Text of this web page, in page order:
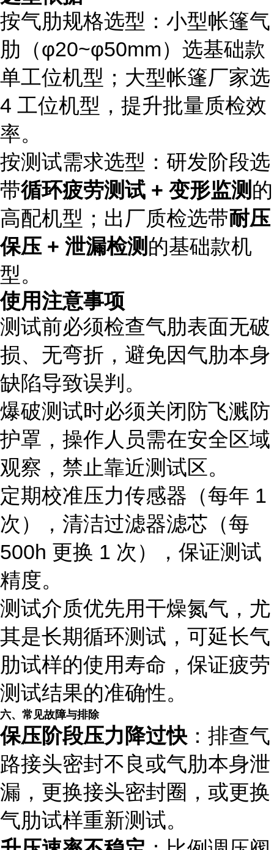
按气肋规格选型：小型帐篷气
肋（φ20~φ50mm）选基础款
单工位机型；大型帐篷厂家选
4 工位机型，提升批量质检效
率。
按测试需求选型：研发阶段选
带循环疲劳测试 + 变形监测 的
高配机型；出厂质检选带耐压
保压 + 泄漏检测 的基础款机
型。
使用注意事项
测试前必须检查气肋表面无破
损、无弯折，避免因气肋本身
缺陷导致误判。
爆破测试时必须关闭防飞溅防
护罩，操作人员需在安全区域
观察，禁止靠近测试区。
定期校准压力传感器（每年 1
次），清洁过滤器滤芯（每
500h 更换 1 次），保证测试
精度。
测试介质优先用干燥氮气，尤
其是长期循环测试，可延长气
肋试样的使用寿命，保证疲劳
测试结果的准确性。
六、常见故障与排除
保压阶段压力降过快 ：排查气
路接头密封不良或气肋本身泄
漏，更换接头密封圈，或更换
气肋试样重新测试。